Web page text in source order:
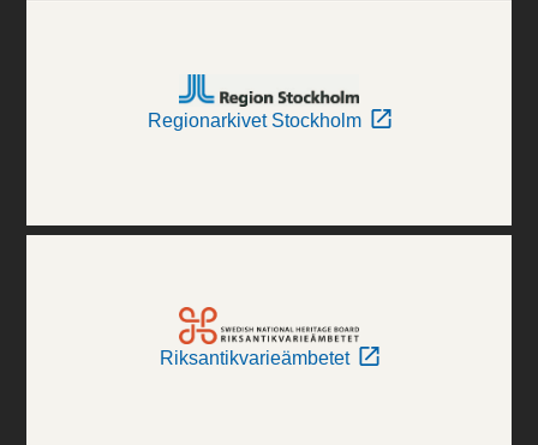
Regionarkivet Stockholm
Riksantikvarieämbetet